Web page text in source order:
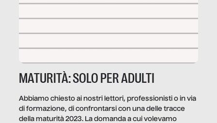
MATURITÀ: SOLO PER ADULTI
Abbiamo chiesto ai nostri lettori, professionisti o in via
di formazione, di confrontarsi con una delle tracce
della maturità 2023. La domanda a cui volevamo